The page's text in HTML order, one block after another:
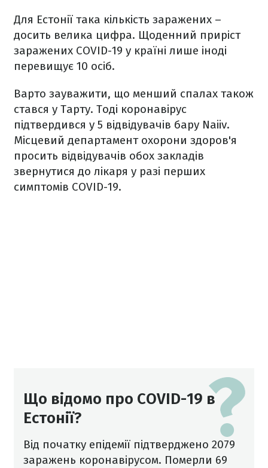
Для Естонії така кількість заражених –
досить велика цифра. Щоденний приріст
заражених COVID-19 у країні лише іноді
перевищує 10 осіб.
Варто зауважити, що менший спалах також
стався у Тарту. Тоді коронавірус
підтвердився у 5 відвідувачів бару Naiiv.
Місцевий департамент охорони здоров'я
просить відвідувачів обох закладів
звернутися до лікаря у разі перших
симптомів COVID-19.
Що відомо про COVID-19 в
Естонії?
Від початку епідемії підтверджено 2079
заражень коронавірусом. Померли 69